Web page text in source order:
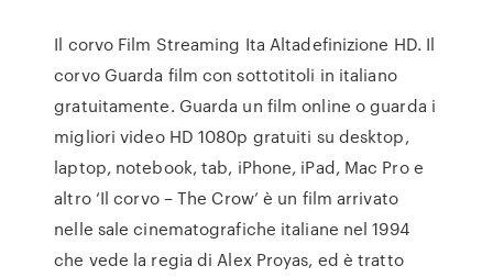
Il corvo Film Streaming Ita Altadefinizione HD. Il
corvo Guarda film con sottotitoli in italiano
gratuitamente. Guarda un film online o guarda i
migliori video HD 1080p gratuiti su desktop,
laptop, notebook, tab, iPhone, iPad, Mac Pro e
altro ‘Il corvo – The Crow’ è un film arrivato
nelle sale cinematografiche italiane nel 1994
che vede la regia di Alex Proyas, ed è tratto